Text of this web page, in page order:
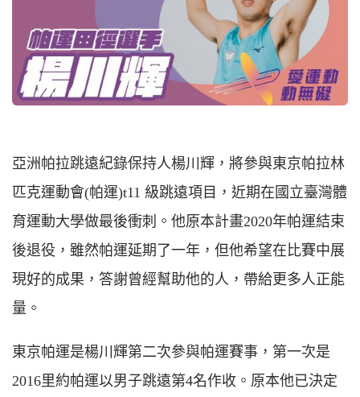
亞洲帕拉跳遠紀錄保持人楊川輝，將參與東京帕拉林
匹克運動會(帕運)t11 級跳遠項目，近期在國立臺灣體
育運動大學做最後衝刺。他原本計畫2020年帕運結束
後退役，雖然帕運延期了一年，但他希望在比賽中展
現好的成果，答謝曾經幫助他的人，帶給更多人正能
量。
東京帕運是楊川輝第二次參與帕運賽事，第一次是
2016里約帕運以男子跳遠第4名作收。原本他已決定